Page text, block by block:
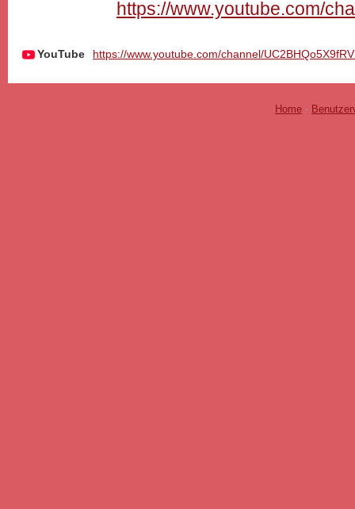
https://www.youtube.com/
YouTube https://www.youtube.com/channel/
Home -